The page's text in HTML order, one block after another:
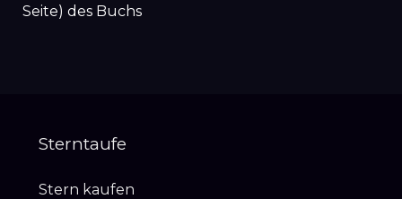
Seite) des Buchs
Sterntaufe
Stern kaufen